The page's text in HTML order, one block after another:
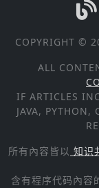
COPYRIGHT ©
ALL
IF ARTICLES
JAVA, PYTHON,
所有內容皆以 知识
含有程序代码內容